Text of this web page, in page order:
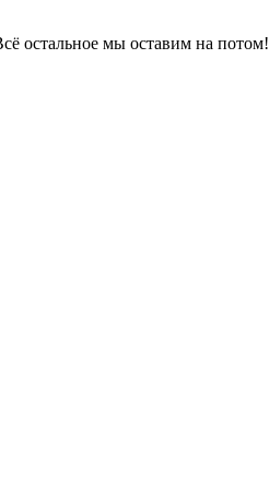
остальное мы оставим на потом!